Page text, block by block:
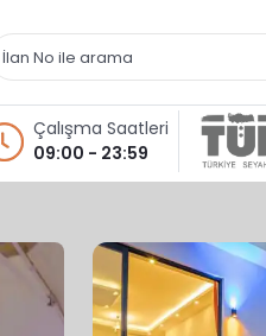
Çalışma Saatleri
09:00 - 23:59